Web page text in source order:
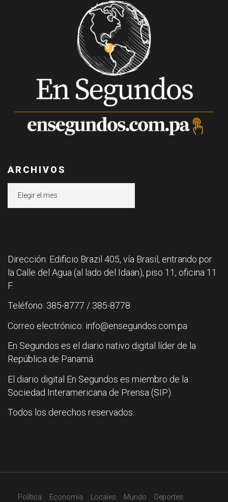
ARCHIVOS
Dirección: Edificio Brazil 405, vía Brasil, entrando por
la Calle del Agua (al lado del Idaan), piso 11, oficina 11
F.
Teléfono: 385-8777 / 385-8778
Correo electrónico: info@ensegundos.com.pa
En Segundos es el diario nativo digital líder de la
República de Panamá.
El diario digital En Segundos es miembro de la
Sociedad Interamericana de Prensa (SIP).
Todos los derechos reservados.
Política Economía Locales Mundo Deportes